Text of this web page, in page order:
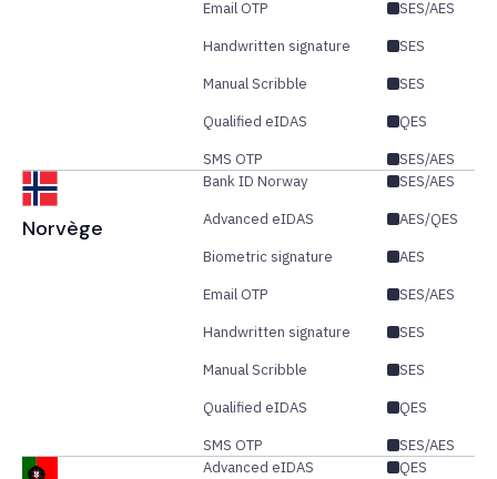
Email OTP
SES/AES
Handwritten signature
SES
Manual Scribble
SES
Qualified eIDAS
QES
SMS OTP
SES/AES
Norvège
Bank ID Norway
SES/AES
Advanced eIDAS
AES/QES
Biometric signature
AES
Email OTP
SES/AES
Handwritten signature
SES
Manual Scribble
SES
Qualified eIDAS
QES
SMS OTP
SES/AES
Advanced eIDAS
QES